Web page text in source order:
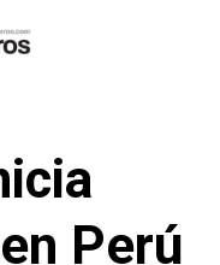
Perú